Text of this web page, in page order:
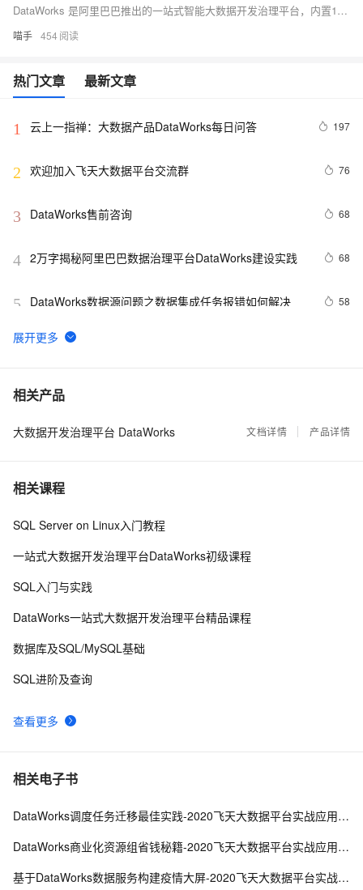
DataWorks 是阿里巴巴推出的一站式智能大数据开发治理平台，内置15年实践经验，集成多种大数据与AI服务。本文通过实际使用角度，探讨其优势、潜力及改进建议。评测涵盖用户画像分析、数据治理、功能表现等方面，适合数字化转型企业参考。
喵手 454
热门文章 最新文章
1 云上一指禅：大数据产品DataWorks每日问答 197
2 欢迎加入飞天大数据平台交流群 76
3 DataWorks售前咨询 68
4 2万字揭秘阿里巴巴数据治理平台DataWorks建设实践 68
5 DataWorks数据源问题之数据集成任务报错如何解决 58
6 DataWorks AI助理实践：一句话，帮你搞定研发周报！
7 DataWorks AI助理实践：在钉钉让AI助理帮你盯任务、
8 DataWorks百问百答69：有哪些数据集成报错（数据集
47
9
从天级到分钟级
10DataWorks：新一代 Data+AI 数据开发与数据治理平台
相关产品
大数据开发治理平台 DataWorks 文档详情 产品详情
相关课程
查看更多
SQL Server on Linux入门教程
一站式大数据开发治理平台DataWorks初级课程
SQL入门与实践
DataWorks一站式大数据开发治理平台精品课程
数据库及SQL/MySQL基础
SQL进阶及查询
相关电子书
DataWorks调度任务迁移最佳实践-2020飞天大数据平台实战应用第一季
DataWorks商业化资源组省钱秘籍-2020飞天大数据平台实战应用第一季
基于DataWorks数据服务构建疫情大屏-2020飞天大数据平台实战应用第一季